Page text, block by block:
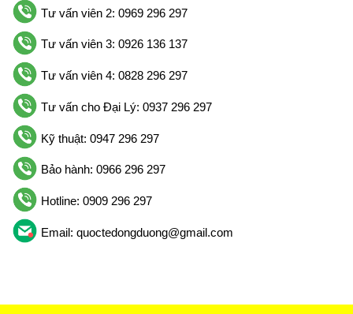
Tư vấn viên 2: 0969 296 297
Tư vấn viên 3: 0926 136 137
Tư vấn viên 4: 0828 296 297
Tư vấn cho Đại Lý: 0937 296 297
Kỹ thuật: 0947 296 297
Bảo hành: 0966 296 297
Hotline: 0909 296 297
Email: quoctedongduong@gmail.com